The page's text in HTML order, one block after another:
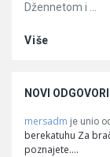
Džennetom i ...
Više
NOVI ODGOVORI
mersadm je unio
berekatuhu Za
poznajete.…